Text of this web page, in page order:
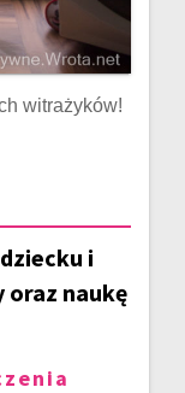
witrażyków!
i
naukę